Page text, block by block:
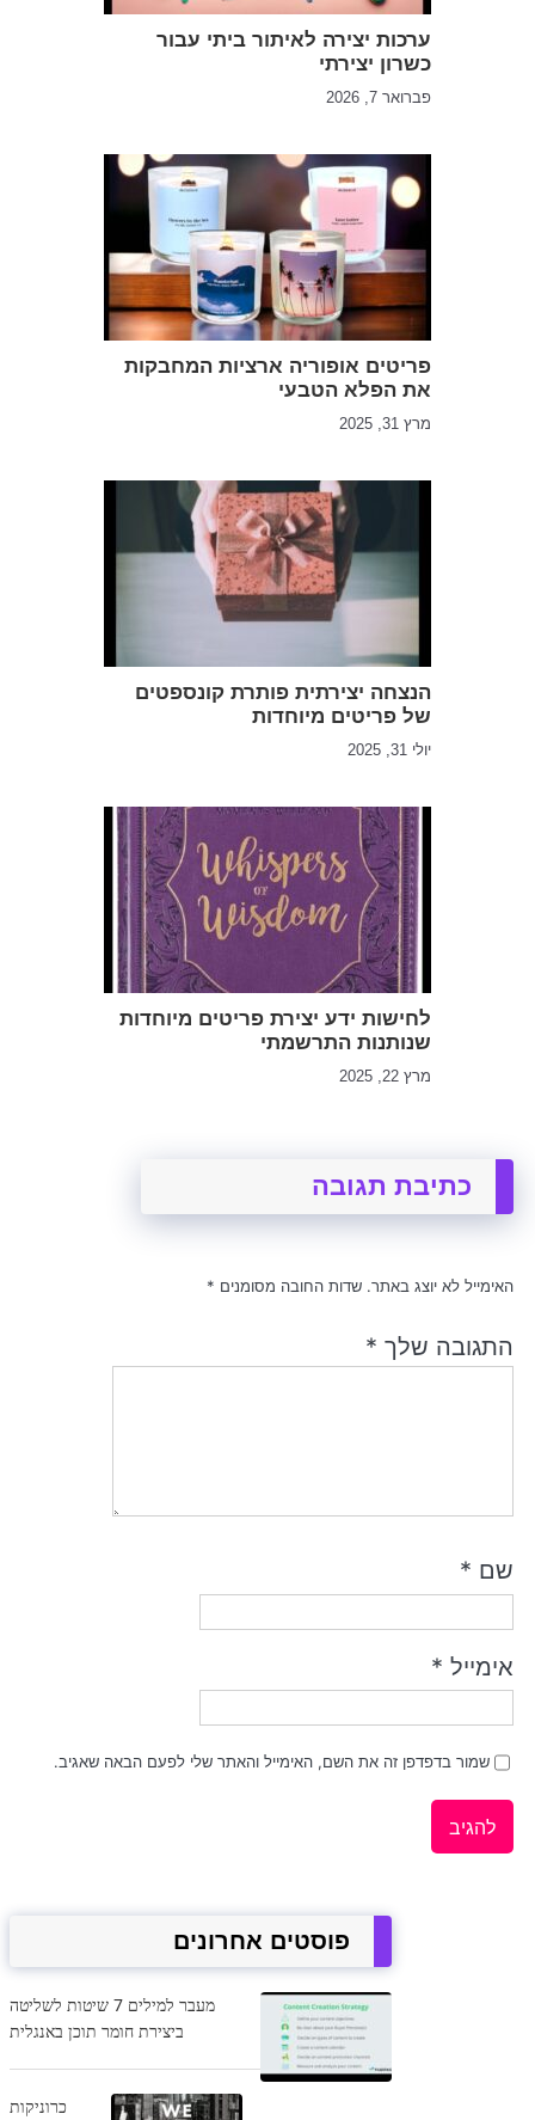
ערכות יצירה לאיתור ביתי עבור
כשרון יצירתי
פברואר 7, 2026
פריטים אופוריה ארציות המחבקות
את הפלא הטבעי
מרץ 31, 2025
הנצחה יצירתית פותרת קונספטים
של פריטים מיוחדות
יולי 31, 2025
לחישות ידע יצירת פריטים מיוחדות
שנותנות התרשמתי
מרץ 22, 2025
כתיבת תגובה
האימייל לא יוצג באתר. שדות החובה מסומנים *
התגובה שלך *
שם *
אימייל *
שמור בדפדפן זה את השם, האימייל והאתר שלי לפעם הבאה שאגיב.
פוסטים אחרונים
מעבר למילים 7 שיטות לשליטה
ביצירת חומר תוכן באנגלית
כרוניקות